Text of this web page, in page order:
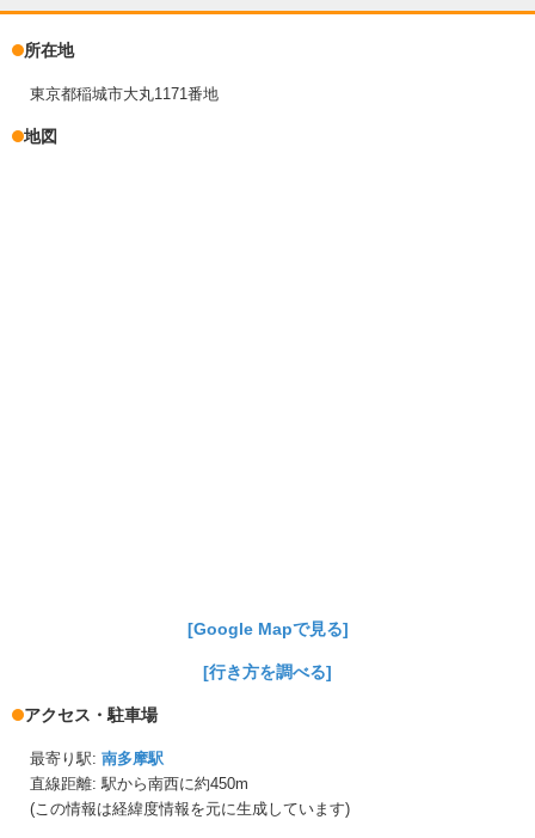
所在地
東京都稲城市大丸1171番地
地図
[Google Mapで見る]
[行き方を調べる]
アクセス・駐車場
最寄り駅: 南多摩駅
直線距離: 駅から南西に約450m
(この情報は経緯度情報を元に生成しています)